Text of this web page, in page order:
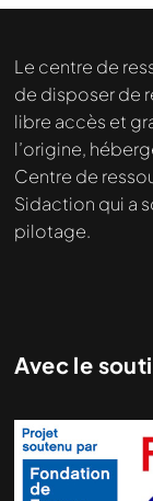
Le centre de
de disposer de
libre accès et
l’origine,
Centre de
Sidaction qui a
pilotage.
Avec le